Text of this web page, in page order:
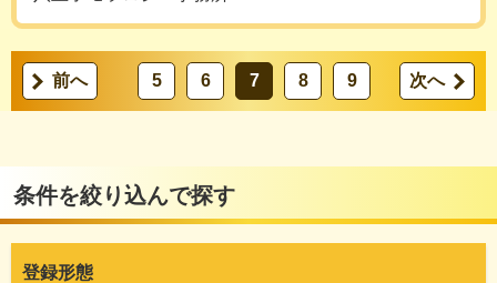
前へ 5 6 7 8 9 次へ
条件を絞り込んで探す
登録形態